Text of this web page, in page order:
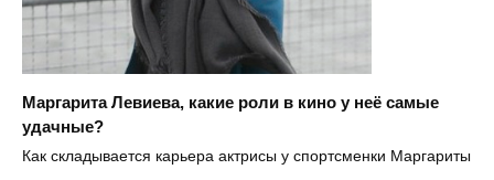
Маргарита Левиева, какие роли в кино у неё самые
удачные?
Как складывается карьера актрисы у спортсменки Маргариты